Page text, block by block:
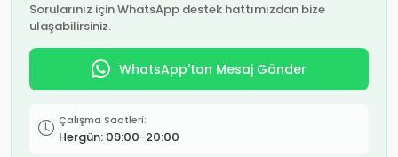
Sorularınız için WhatsApp destek hattımızdan bize
ulaşabilirsiniz.
WhatsApp'tan Mesaj Gönder
Çalışma Saatleri:
Hergün: 09:00-20:00